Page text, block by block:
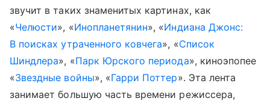
звучит в таких знаменитых картинах, как
«Челюсти», «Инопланетянин», «Индиана Джонс:
В поисках утраченного ковчега», «Список
Шиндлера», «Парк Юрского периода», киноэпопее
«Звездные войны», «Гарри Поттер». Эта лента
занимает большую часть времени режиссера,